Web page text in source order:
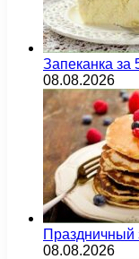
Запеканка за
08.08.2026
Праздничный
08.08.2026